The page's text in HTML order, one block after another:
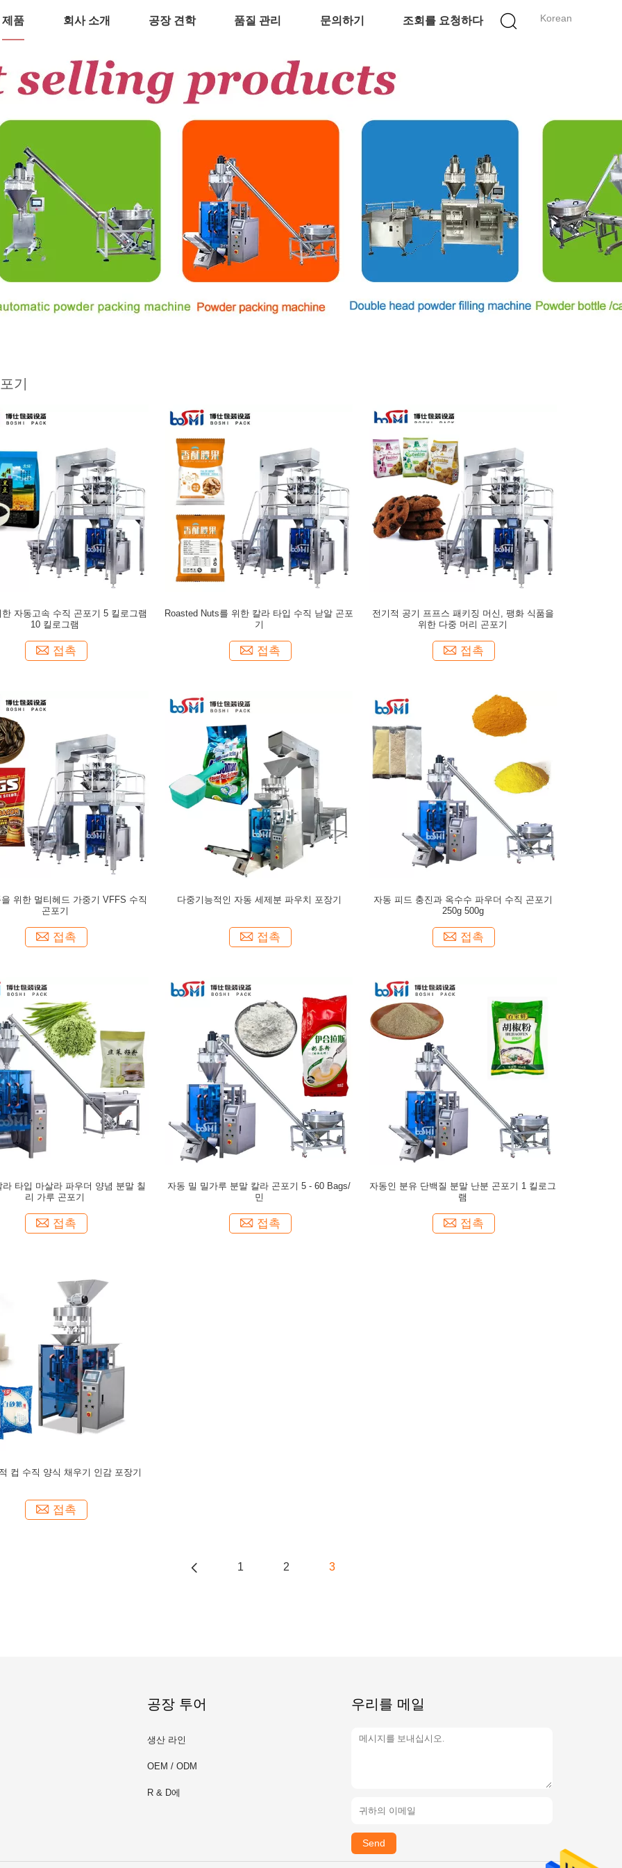
Korean
제품 회사 소개 공장 견학 품질 관리 문의하기 조회를 요청하다
기
자동고속 수직 곤포기 5 킬로그램
10 킬로그램
접촉
Roasted Nuts를 위한 칼라 타입 수직 낟알 곤포
기
접촉
전기적 공기 프프스 패키징 머신, 팽화 식품을
위한 다중 머리 곤포기
접촉
위한 멀티헤드 가중기 VFFS 수직
곤포기
접촉
다중기능적인 자동 세제분 파우치 포장기
접촉
자동 피드 충진과 옥수수 파우더 수직 곤포기
250g 500g
접촉
라 타입 마살라 파우더 양념 분말 칠
리 가루 곤포기
접촉
자동 밀 밀가루 분말 칼라 곤포기 5 - 60 Bags/
민
접촉
자동인 분유 단백질 분말 난분 곤포기 1 킬로그
램
접촉
컵 수직 양식 채우기 인감 포장기
접촉
1 2 3
공장 투어
생산 라인
OEM / ODM
R & D에
우리를 메일
Send